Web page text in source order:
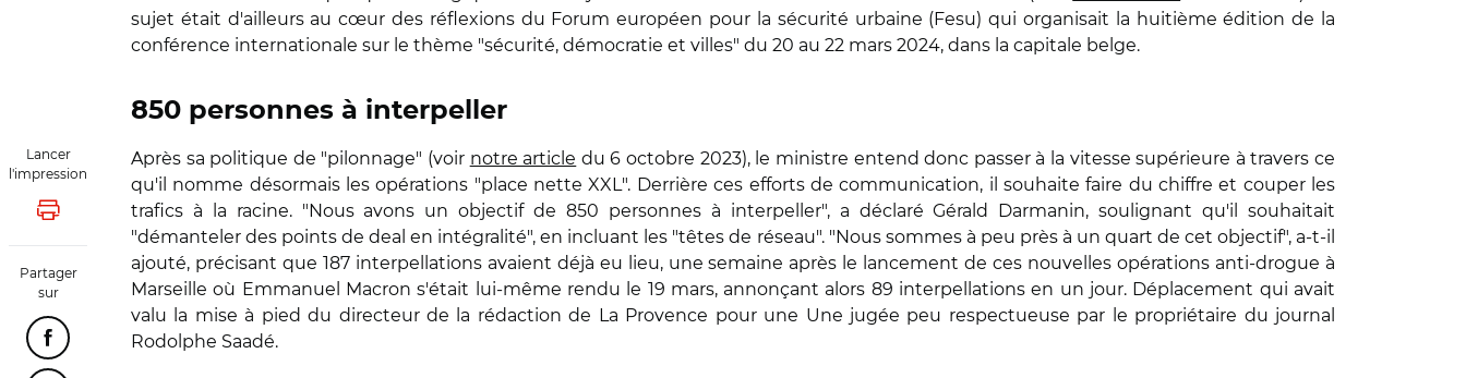
Lancer
l'impression
Lancer l'impression
Partager
sur
Partager cette page sur Facebook
sujet était d'ailleurs au cœur des réflexions du Forum européen pour la sécurité urbaine (Fesu) qui organisait la huitième édition de la
conférence internationale sur le thème "sécurité, démocratie et villes" du 20 au 22 mars 2024, dans la capitale belge.
850 personnes à interpeller
Après sa politique de "pilonnage" (voir notre article du 6 octobre 2023), le ministre entend donc passer à la vitesse supérieure à travers ce
qu'il nomme désormais les opérations "place nette XXL". Derrière ces efforts de communication, il souhaite faire du chiffre et couper les
trafics à la racine. "Nous avons un objectif de 850 personnes à interpeller", a déclaré Gérald Darmanin, soulignant qu'il souhaitait
"démanteler des points de deal en intégralité", en incluant les "têtes de réseau". "Nous sommes à peu près à un quart de cet objectif", a-t-il
ajouté, précisant que 187 interpellations avaient déjà eu lieu, une semaine après le lancement de ces nouvelles opérations anti-drogue à
Marseille où Emmanuel Macron s'était lui-même rendu le 19 mars, annonçant alors 89 interpellations en un jour. Déplacement qui avait
valu la mise à pied du directeur de la rédaction de La Provence pour une Une jugée peu respectueuse par le propriétaire du journal
Rodolphe Saadé.